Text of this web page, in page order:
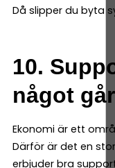
Då slipper du byta
10.
något
Ekonomi är ett
Därför är det en
erbjuder bra